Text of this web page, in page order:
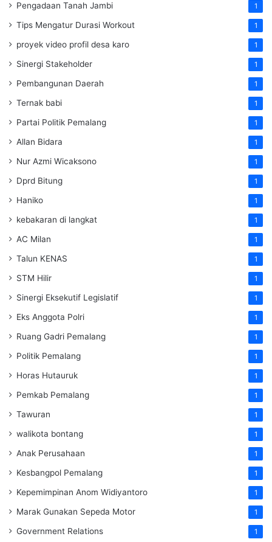
Pengadaan Tanah Jambi 1
Tips Mengatur Durasi Workout 1
proyek video profil desa karo 1
Sinergi Stakeholder 1
Pembangunan Daerah 1
Ternak babi 1
Partai Politik Pemalang 1
Allan Bidara 1
Nur Azmi Wicaksono 1
Dprd Bitung 1
Haniko 1
kebakaran di langkat 1
AC Milan 1
Talun KENAS 1
STM Hilir 1
Sinergi Eksekutif Legislatif 1
Eks Anggota Polri 1
Ruang Gadri Pemalang 1
Politik Pemalang 1
Horas Hutauruk 1
Pemkab Pemalang 1
Tawuran 1
walikota bontang 1
Anak Perusahaan 1
Kesbangpol Pemalang 1
Kepemimpinan Anom Widiyantoro 1
Marak Gunakan Sepeda Motor 1
Government Relations 1